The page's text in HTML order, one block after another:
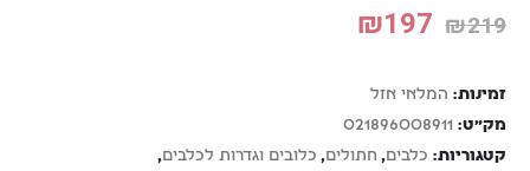
₪219
₪197
זמינות: המלאי אזל
מק"ט: 021896008911
קטגוריות: כלבים, חתולים, כלובים וגדרות לכלבים,